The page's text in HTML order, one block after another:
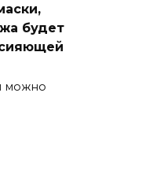
будет
можно